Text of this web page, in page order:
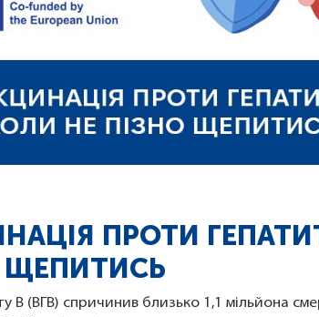
ПРОТИ
ЩЕПИТИСЬ
B (ВГВ) спричинив близько 1,1 мільйона